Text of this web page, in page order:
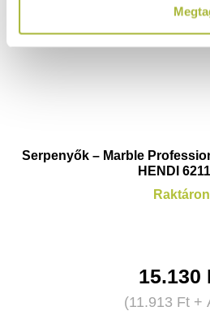
Serpenyők – Marble
HENDI
Raktáron
15.130
(11.913 Ft +